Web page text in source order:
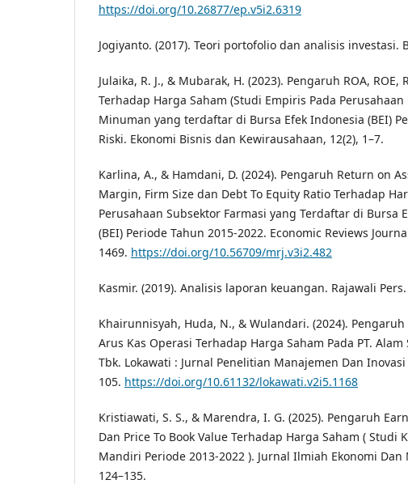
https://doi.org/10.26877/ep.v5i2.6319
Jogiyanto. (2017). Teori portofolio dan analisis investasi.
Julaika, R. J., & Mubarak, H. (2023). Pengaruh ROA, ROE,
Terhadap Harga Saham (Studi Empiris Pada
Minuman yang terdaftar di Bursa Efek Indonesia (BEI)
Riski. Ekonomi Bisnis dan Kewirausahaan, 12(2), 1–7.
Karlina, A., & Hamdani, D. (2024). Pengaruh Return on
Margin, Firm Size dan Debt To Equity Ratio Terhadap
Perusahaan Subsektor Farmasi yang Terdaftar di Bursa
(BEI) Periode Tahun 2015-2022. Economic Reviews
1469. https://doi.org/10.56709/mrj.v3i2.482
Kasmir. (2019). Analisis laporan keuangan. Rajawali Pers.
Khairunnisyah, Huda, N., & Wulandari. (2024).
Arus Kas Operasi Terhadap Harga Saham Pada PT. Alam
Tbk. Lokawati : Jurnal Penelitian Manajemen Dan Inovasi
105. https://doi.org/10.61132/lokawati.v2i5.1168
Kristiawati, S. S., & Marendra, I. G. (2025). Pengaruh
Dan Price To Book Value Terhadap Harga Saham ( Studi
Mandiri Periode 2013-2022 ). Jurnal Ilmiah Ekonomi Dan
124–135.